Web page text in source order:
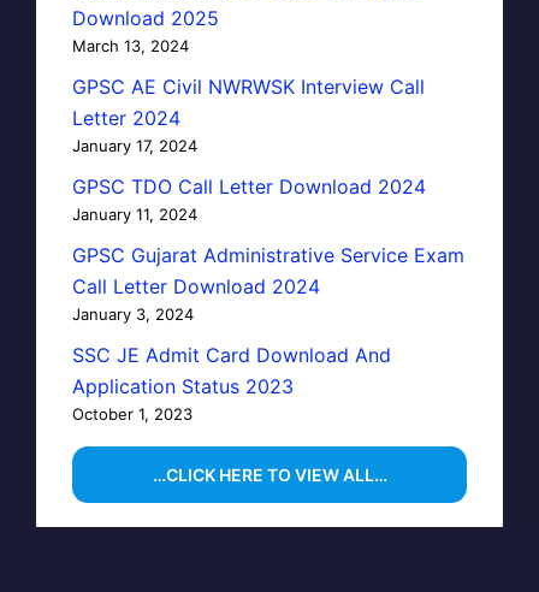
Download 2025
March 13, 2024
GPSC AE Civil NWRWSK Interview Call
Letter 2024
January 17, 2024
GPSC TDO Call Letter Download 2024
January 11, 2024
GPSC Gujarat Administrative Service Exam
Call Letter Download 2024
January 3, 2024
SSC JE Admit Card Download And
Application Status 2023
October 1, 2023
…CLICK HERE TO VIEW ALL…